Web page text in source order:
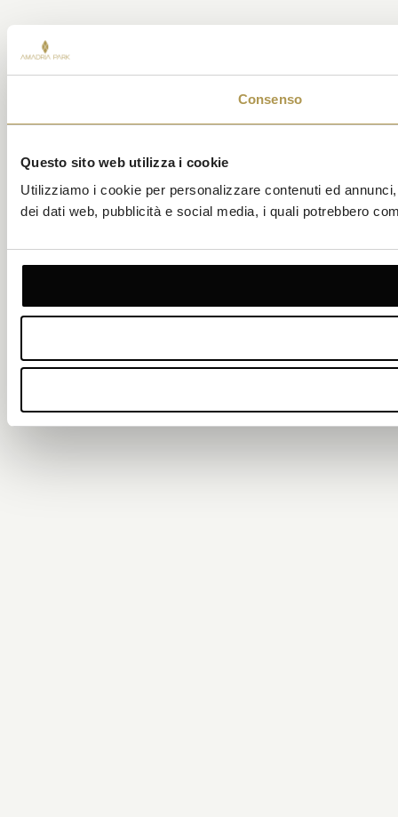
Consenso
Questo sito web utilizza i cookie
Utilizziamo i cookie per personalizzare contenuti ed
dei dati web, pubblicità e social media, i quali potrebbero